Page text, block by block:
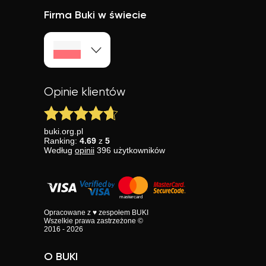
Firma Buki w świecie
Opinie klientów
buki.org.pl
Ranking: 4.69 z 5
Według opinii 396 użytkowników
Opracowane z ♥ zespołem BUKI
Wszelkie prawa zastrzeżone ©
2016 - 2026
O BUKI